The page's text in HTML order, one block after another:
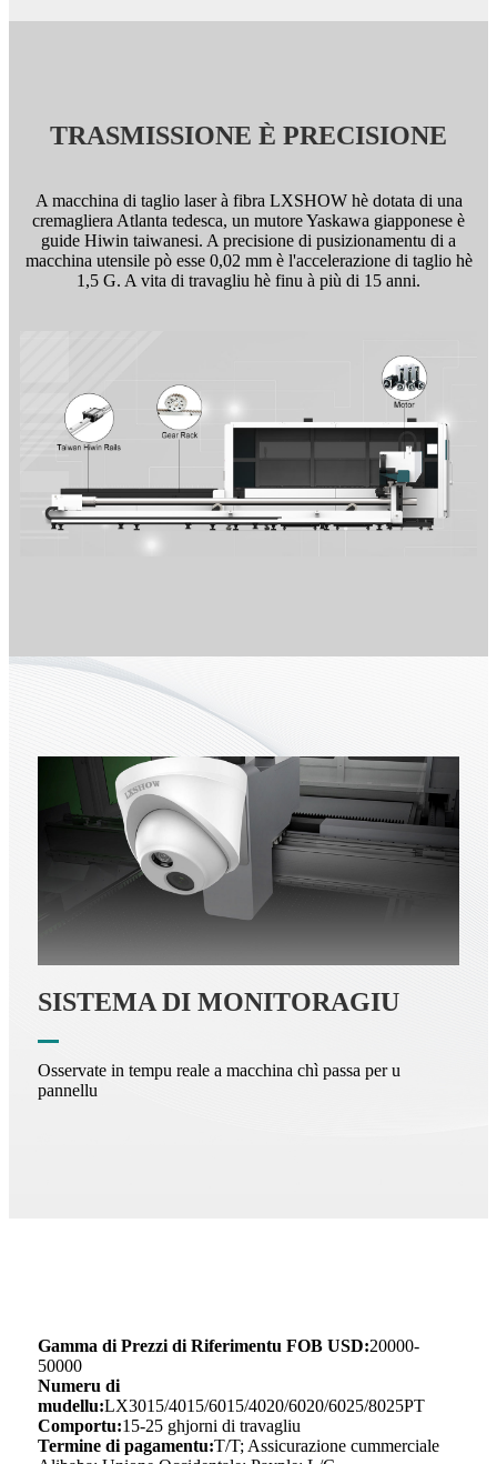
TRASMISSIONE È PRECISIONE
A macchina di taglio laser à fibra LXSHOW hè dotata di una
cremagliera Atlanta tedesca, un mutore Yaskawa giapponese è
guide Hiwin taiwanesi. A precisione di pusizionamentu di a
macchina utensile pò esse 0,02 mm è l'accelerazione di taglio hè
1,5 G. A vita di travagliu hè finu à più di 15 anni.
SISTEMA DI MONITORAGIU
Osservate in tempu reale a macchina chì passa per u
pannellu
Gamma di Prezzi di Riferimentu FOB USD:20000-
50000
Numeru di
mudellu:LX3015/4015/6015/4020/6020/6025/8025PT
Comportu:15-25 ghjorni di travagliu
Termine di pagamentu:T/T; Assicurazione cummerciale